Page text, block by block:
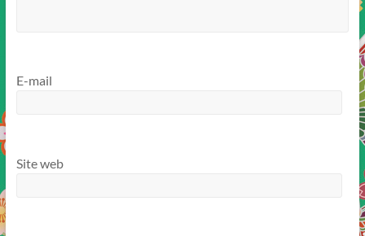
E-mail
Site web